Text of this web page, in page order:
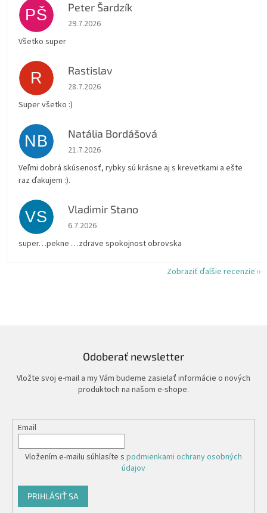
PŠ Peter Šardzík
Hodnotenie obchodu je 5 z 5 hviezdičiek.
29.7.2026
Všetko super
R Rastislav
Hodnotenie obchodu je 5 z 5 hviezdičiek.
28.7.2026
Super všetko :)
NB Natália Bordášová
Hodnotenie obchodu je 5 z 5 hviezdičiek.
21.7.2026
Veľmi dobrá skúsenosť, rybky sú krásne aj s krevetkami a ešte
raz ďakujem :).
VS Vladimir Stano
Hodnotenie obchodu je 5 z 5 hviezdičiek.
6.7.2026
super…pekne …zdrave spokojnost obrovska
Zobraziť ďalšie recenzie
Odoberať newsletter
Vložte svoj e-mail a my Vám budeme zasielať informácie o nových
produktoch na našom e-shope.
Email
Vložením e-mailu súhlasíte s podmienkami ochrany osobných
údajov
PRIHLÁSIŤ SA